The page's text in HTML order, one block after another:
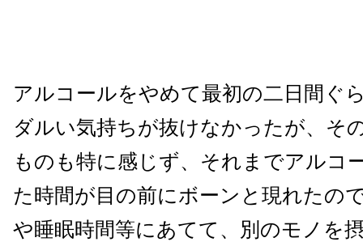
アルコールをやめて最初の二日間ぐ
ダルい気持ちが抜けなかったが、そ
ものも特に感じず、それまでアルコ
た時間が目の前にボーンと現れたの
や睡眠時間等にあてて、別のモノを